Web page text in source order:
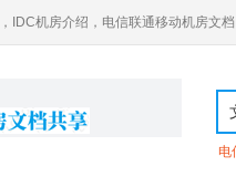
IDC机房介绍，电信联通移动机房文档
电